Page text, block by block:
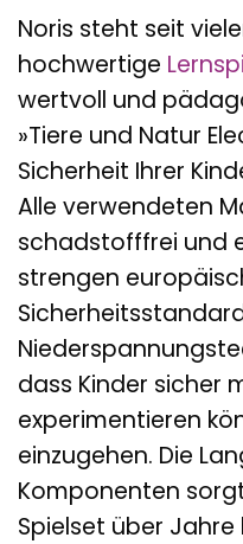
Noris steht seit
hochwertige
wertvoll und
»Tiere und Natur
Sicherheit Ihrer
Alle verwendeten
schadstofffrei und
strengen
dass Kinder sicher
experimentieren
einzugehen. Die
Komponenten
Spielset über